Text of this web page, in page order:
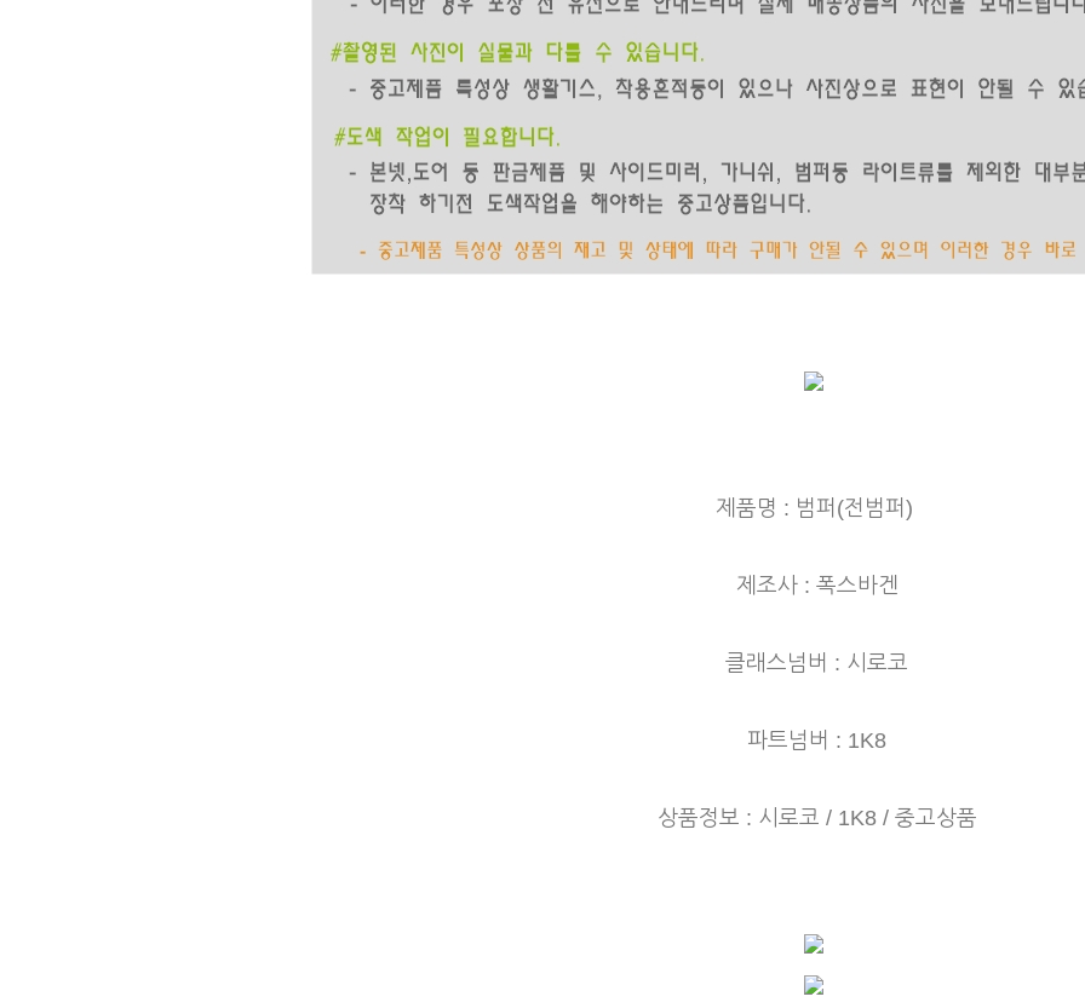
제품명 : 범퍼(전범퍼)
제조사 : 폭스바겐
클래스넘버 : 시로코
파트넘버 : 1K8
상품정보 : 시로코 / 1K8 / 중고상품